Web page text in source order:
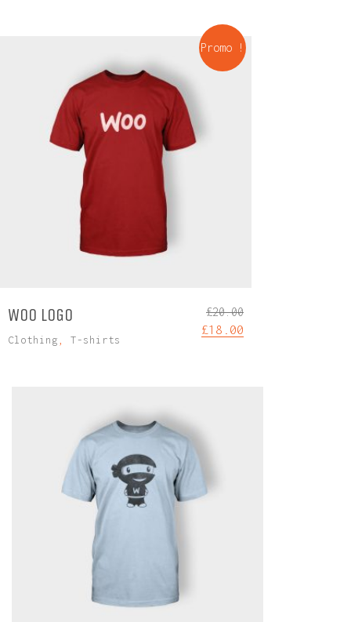
Promo !
WOO LOGO
Clothing T-shirts
£20.00
£18.00